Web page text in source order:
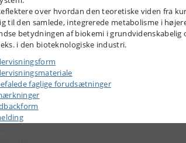
over hvordan den teoretiske viden fra
til den samlede, integrerede metabolisme i
betydningen af biokemi i grundvidenskabelig
i den bioteknologiske industri.
faglige forudsætninger